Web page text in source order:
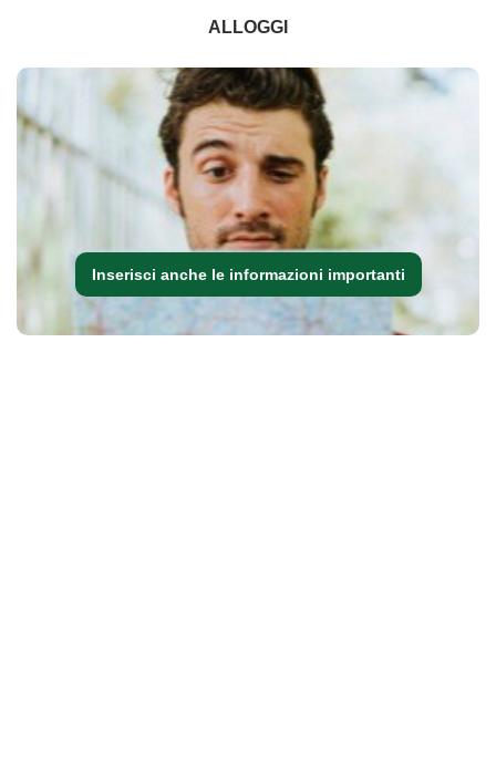
ALLOGGI
Inserisci anche le informazioni importanti